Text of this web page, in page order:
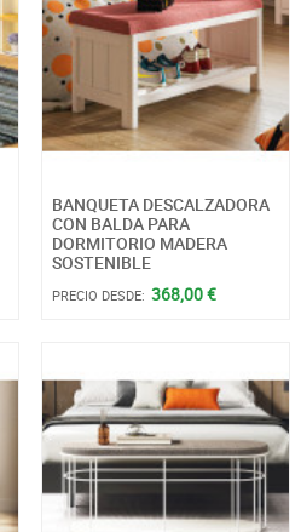
BANQUETA DESCALZADORA
CON BALDA PARA
DORMITORIO MADERA
SOSTENIBLE
PRECIO DESDE: 368,00 €